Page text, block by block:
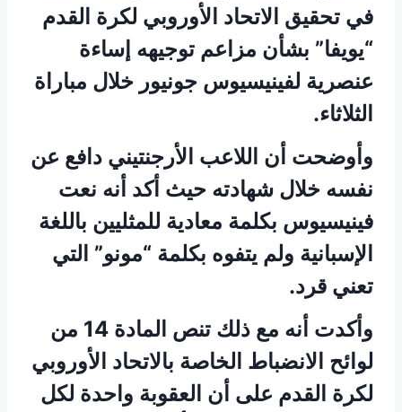
في تحقيق الاتحاد الأوروبي لكرة القدم
“يويفا” بشأن مزاعم توجيهه إساءة
عنصرية لفينيسيوس جونيور خلال مباراة
الثلاثاء.
وأوضحت أن اللاعب الأرجنتيني دافع عن
نفسه خلال شهادته حيث أكد أنه نعت
فينيسيوس بكلمة معادية للمثليين باللغة
الإسبانية ولم يتفوه بكلمة “مونو” التي
تعني قرد.
وأكدت أنه مع ذلك تنص المادة 14 من
لوائح الانضباط الخاصة بالاتحاد الأوروبي
لكرة القدم على أن العقوبة واحدة لكل